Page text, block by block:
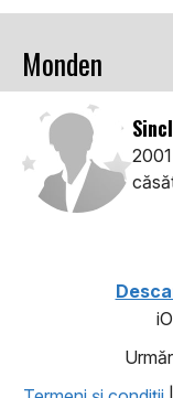
Monden
2001